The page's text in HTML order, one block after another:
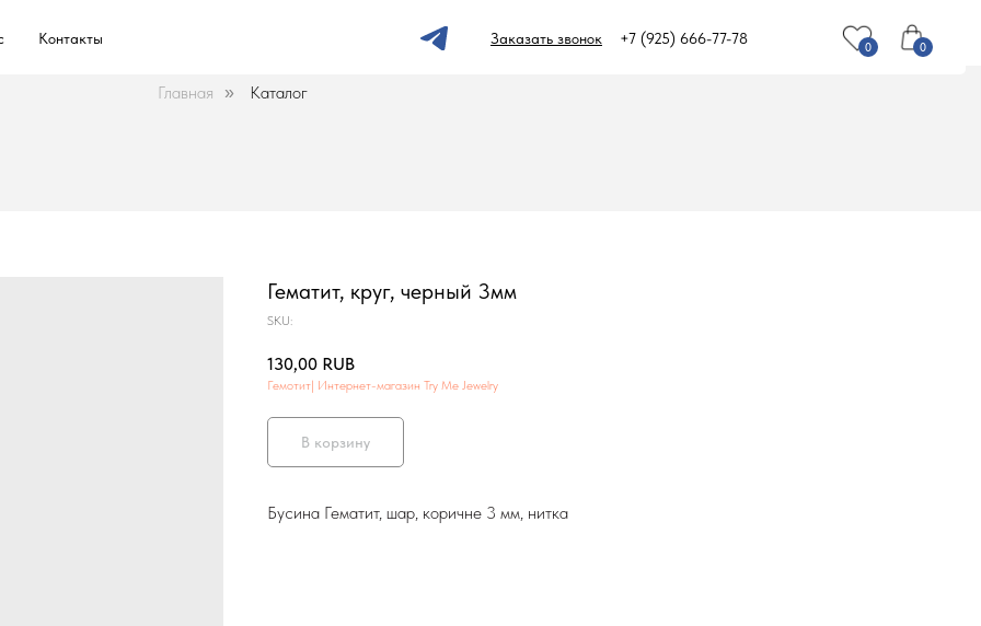
Контакты +7 (925) 666-77-78
Заказать звонок
0 0
Главная » Каталог
Гематит, круг, черный 3мм
SKU:
130,00 RUB
Гемотит| Интернет-магазин Try Me Jewelry
В корзину
Бусина Гематит, шар, коричне 3 мм, нитка